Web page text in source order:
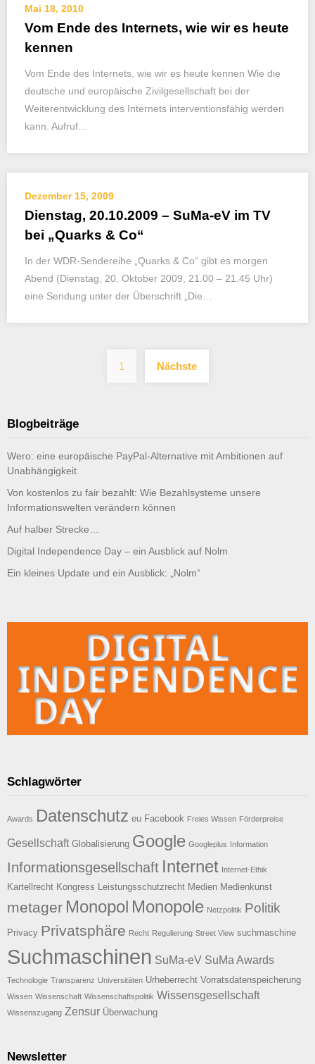
Mai 18, 2010
Vom Ende des Internets, wie wir es heute
kennen
Vom Ende des Internets, wie wir es heute kennen Wie die
deutsche und europäische Zivilgesellschaft bei der
Weiterentwicklung des Internets interventionsfähig werden
kann. Aufruf…
Dezember 15, 2009
Dienstag, 20.10.2009 – SuMa-eV im TV
bei „Quarks & Co“
In der WDR-Sendereihe „Quarks & Co“ gibt es morgen
Abend (Dienstag, 20. Oktober 2009, 21.00 – 21.45 Uhr)
eine Sendung unter der Überschrift „Die…
1 Nächste
Blogbeiträge
Wero: eine europäische PayPal-Alternative mit Ambitionen auf
Unabhängigkeit
Von kostenlos zu fair bezahlt: Wie Bezahlsysteme unsere
Informationswelten verändern können
Auf halber Strecke…
Digital Independence Day – ein Ausblick auf Nolm
Ein kleines Update und ein Ausblick: „Nolm“
Schlagwörter
Awards Datenschutz eu Facebook Freies Wissen Förderpreise
Gesellschaft Globalisierung Google Googleplus Information
Informationsgesellschaft Internet Internet-Ethik
Kartellrecht Kongress Leistungsschutzrecht Medien Medienkunst
metager Monopol Monopole Netzpolitik Politik
Privacy Privatsphäre Recht Regulierung Street View suchmaschine
Suchmaschinen SuMa-eV SuMa Awards
Technologie Transparenz Universitäten Urheberrecht Vorratsdatenspeicherung
Wissen Wissenschaft Wissenschaftspolitik Wissensgesellschaft
Wissenszugang Zensur Überwachung
Newsletter